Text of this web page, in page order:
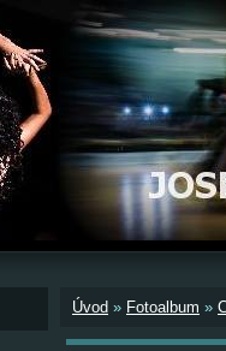
Úvod » Fotoalbum »